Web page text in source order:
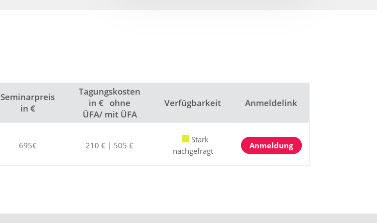
Seminarpreis
in €
Tagungskosten
in € ohne
ÜFA/ mit ÜFA
Verfügbarkeit Anmeldelink
695€ 210 € | 505 €
Stark
nachgefragt
Anmeldung